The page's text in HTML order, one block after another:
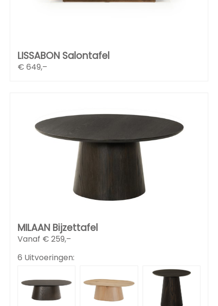
LISSABON Salontafel
€ 649,–
MILAAN Bijzettafel
Vanaf € 259,–
6 Uitvoeringen: